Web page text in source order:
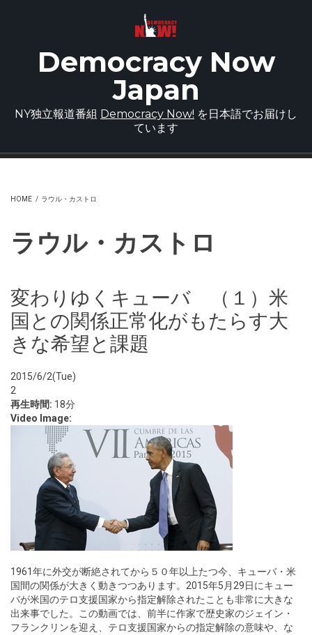
Democracy Now
Japan
NY独立報道番組 Democracy Now! を日本語でお届けし
ています
HOME / ラウル・カストロ
ラウル・カストロ
変わりゆくキューバ （１）米
国との関係正常化がもたらす大
きな希望と課題
2015/6/2(Tue)
2
再生時間: 18分
Video Image:
1961年に外交が断絶されてから５０年以上たつ今、キューバ・米
国間の関係が大きく動きつつあります。2015年5月29日にキュー
バが米国のテロ支援国家から指定解除されたことも非常に大きな
出来事でした。この動画では、前半に作家で歴史家のジェイン・
フランクリンを迎え、テロ支援国家からの指定解除の意味や、な